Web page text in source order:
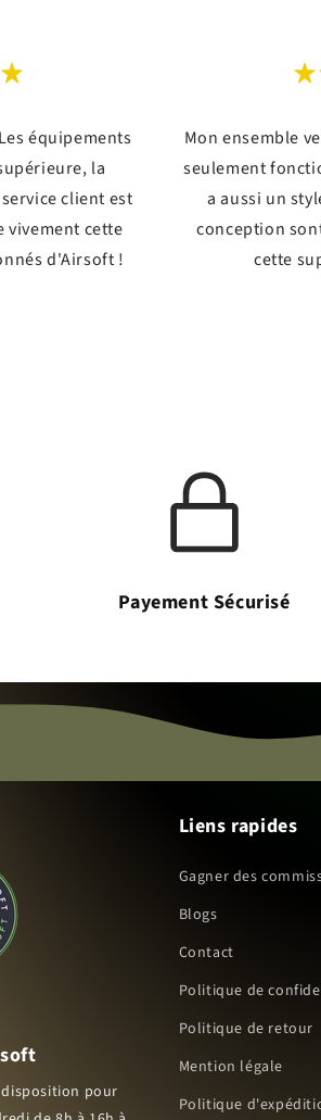
équipements
la
client est
vivement cette
d'Airsoft !
Mon ensemble
seulement
a aussi un
conception
cette
Payement Sécurisé
pour
Liens rapides
Gagner des
Blogs
Contact
Politique de
Politique de retour
Mention légale
Politique